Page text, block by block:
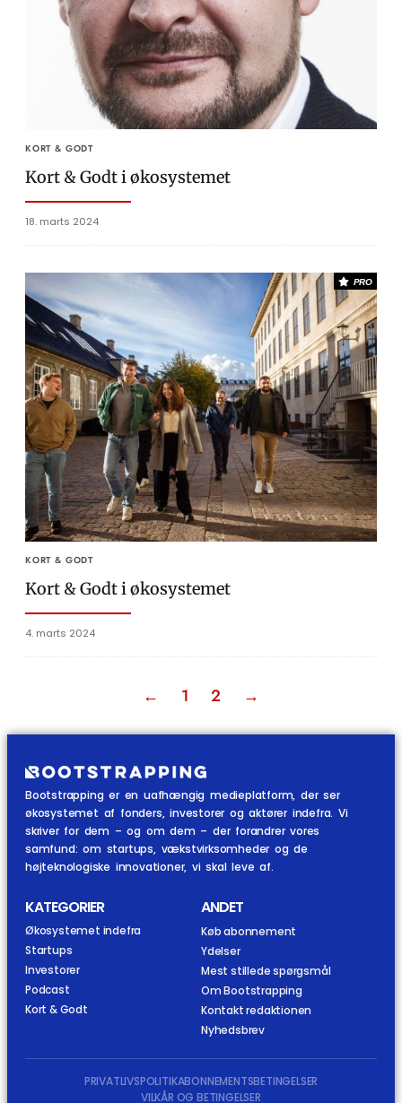
KORT & GODT
Kort & Godt i økosystemet
18. marts 2024
PRO
KORT & GODT
Kort & Godt i økosystemet
4. marts 2024
← 1 2 →
Bootstrapping er en uafhængig medieplatform, der ser
økosystemet af fonders, investorer og aktører indefra. Vi
skriver for dem – og om dem – der forandrer vores
samfund: om startups, vækstvirksomheder og de
højteknologiske innovationer, vi skal leve af.
KATEGORIER
Økosystemet indefra
Startups
Investorer
Podcast
Kort & Godt
ANDET
Køb abonnement
Ydelser
Mest stillede spørgsmål
Om Bootstrapping
Kontakt redaktionen
Nyhedsbrev
PRIVATLIVSPOLITIKABONNEMENTSBETINGELSER
VILKÅR OG BETINGELSER